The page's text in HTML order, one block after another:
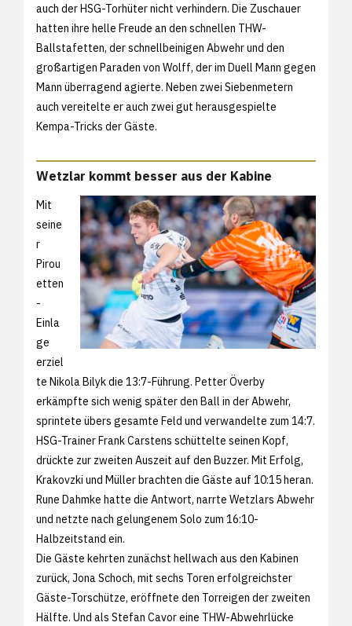
auch der HSG-Torhüter nicht verhindern. Die Zuschauer
hatten ihre helle Freude an den schnellen THW-
Ballstafetten, der schnellbeinigen Abwehr und den
großartigen Paraden von Wolff, der im Duell Mann gegen
Mann überragend agierte. Neben zwei Siebenmetern
auch vereitelte er auch zwei gut herausgespielte
Kempa-Tricks der Gäste.
Wetzlar kommt besser aus der Kabine
Mit
seine
r
Pirou
etten
-
Einla
ge
erziel
te Nikola Bilyk die 13:7-Führung. Petter Överby
erkämpfte sich wenig später den Ball in der Abwehr,
sprintete übers gesamte Feld und verwandelte zum 14:7.
HSG-Trainer Frank Carstens schüttelte seinen Kopf,
drückte zur zweiten Auszeit auf den Buzzer. Mit Erfolg,
Krakovzki und Müller brachten die Gäste auf 10:15 heran.
Rune Dahmke hatte die Antwort, narrte Wetzlars Abwehr
und netzte nach gelungenem Solo zum 16:10-
Halbzeitstand ein.
Die Gäste kehrten zunächst hellwach aus den Kabinen
zurück, Jona Schoch, mit sechs Toren erfolgreichster
Gäste-Torschütze, eröffnete den Torreigen der zweiten
Hälfte. Und als Stefan Cavor eine THW-Abwehrlücke